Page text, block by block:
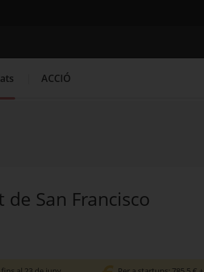
Cercador
ACCIÓ
San Francisco